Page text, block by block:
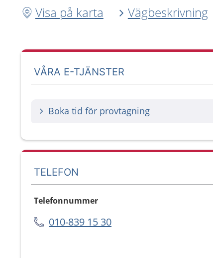
Visa på karta
Vägbeskrivning
VÅRA E-TJÄNSTER
Boka tid för provtagning
TELEFON
Telefonnummer
010-839 15 30